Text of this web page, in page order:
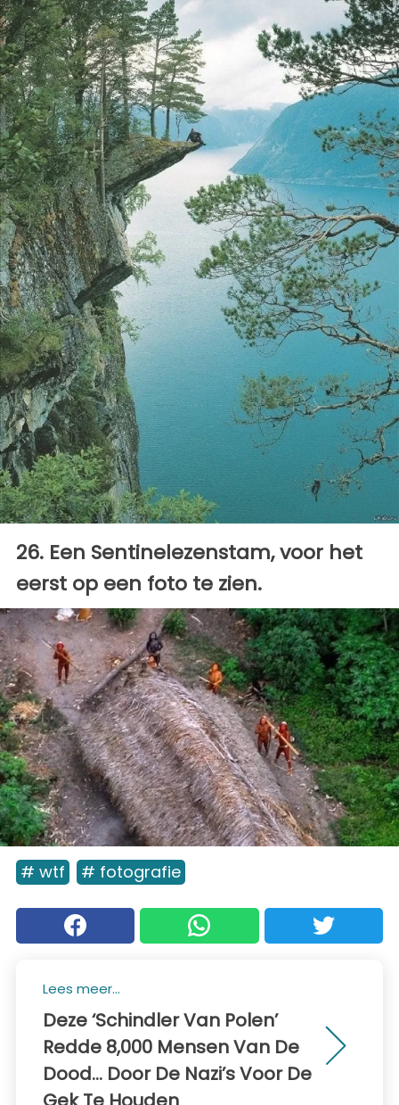
26. Een Sentinelezenstam, voor het
eerst op een foto te zien.
# wtf # fotografie
Lees meer...
Deze ‘Schindler Van Polen’
Redde 8,000 Mensen Van De
Dood… Door De Nazi’s Voor De